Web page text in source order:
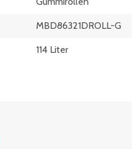
MBD86321DROLL-G
114 Liter